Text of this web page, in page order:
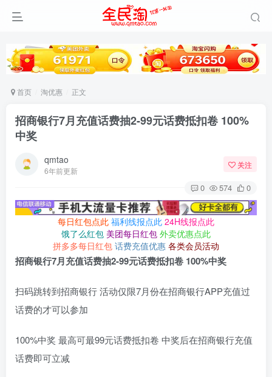
首页 淘优惠 正文
招商银行7月充值话费抽2-99元话费抵扣卷 100%
中奖
qmtao
6年前更新
关注
0 574 0
每日红包点此 福利线报点此 24H线报点此
饿了么红包 美团每日红包 外卖优惠点此
拼多多每日红包 话费充值优惠 各类会员活动
招商银行7月充值话费抽2-99元话费抵扣卷 100%中奖
扫码跳转到招商银行 活动仅限7月份在招商银行APP充值过
话费的才可以参加
100%中奖 最高可最99元话费抵扣卷 中奖后在招商银行充值
话费即可立减